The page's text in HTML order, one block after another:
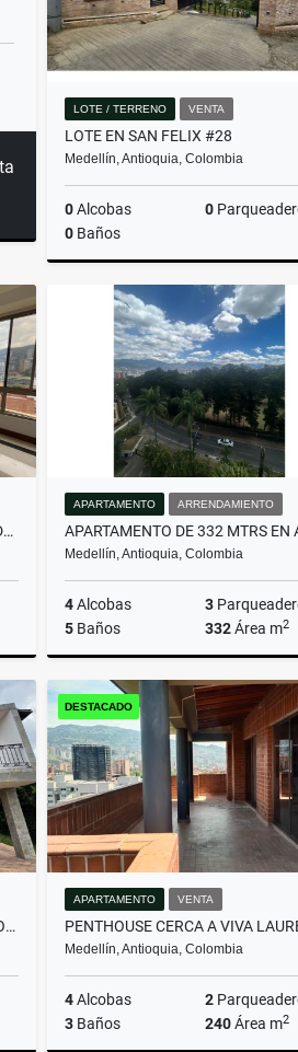
LOTE / TERRENO VENTA
LOTE EN SAN FELIX #28
Medellín, Antioquia, Colombia
0Alcobas 0
0 Baños
$460.000.000
PENTHOUSE DÚPLEX EN EL POBLADO: VISTAS, ESPACIOS Y EXCLUSIVIDAD.
APARTAMENTO ARRENDAMIENTO
Medellín, Antioquia, Colombia
4Alcobas 3
5 Baños 332Área m2
$16.000.000
HERMOSA CASA EN GUALANDAY RIONEGRO
DESTACADO
APARTAMENTO VENTA
Medellín, Antioquia, Colombia
4Alcobas 2
3 Baños 240Área m2